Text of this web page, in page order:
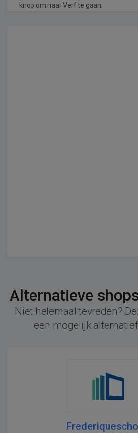
knop om naar Verf te gaan.
Alternatieve
Niet helemaal tevreden?
een mogelijk